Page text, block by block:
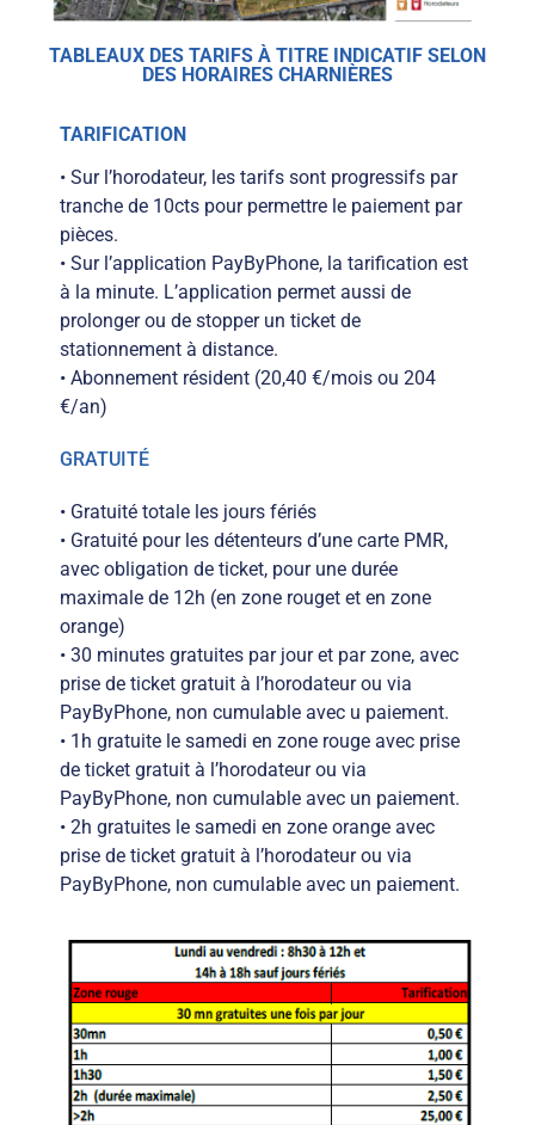
TABLEAUX DES TARIFS À TITRE INDICATIF SELON
DES HORAIRES CHARNIÈRES
TARIFICATION
• Sur l’horodateur, les tarifs sont progressifs par
tranche de 10cts pour permettre le paiement par
pièces.
• Sur l’application PayByPhone, la tarification est
à la minute. L’application permet aussi de
prolonger ou de stopper un ticket de
stationnement à distance.
• Abonnement résident (20,40 €/mois ou 204
€/an)
GRATUITÉ
• Gratuité totale les jours fériés
• Gratuité pour les détenteurs d’une carte PMR,
avec obligation de ticket, pour une durée
maximale de 12h (en zone rouget et en zone
orange)
• 30 minutes gratuites par jour et par zone, avec
prise de ticket gratuit à l’horodateur ou via
PayByPhone, non cumulable avec u paiement.
• 1h gratuite le samedi en zone rouge avec prise
de ticket gratuit à l’horodateur ou via
PayByPhone, non cumulable avec un paiement.
• 2h gratuites le samedi en zone orange avec
prise de ticket gratuit à l’horodateur ou via
PayByPhone, non cumulable avec un paiement.